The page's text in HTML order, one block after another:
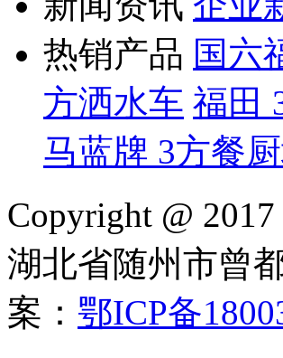
热销产品 国六
方洒水车 福田
马蓝牌 3方餐
Copyright @
湖北省随州市曾
案： 鄂ICP备